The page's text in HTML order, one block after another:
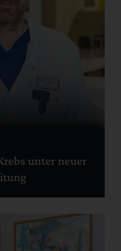
unter neuer